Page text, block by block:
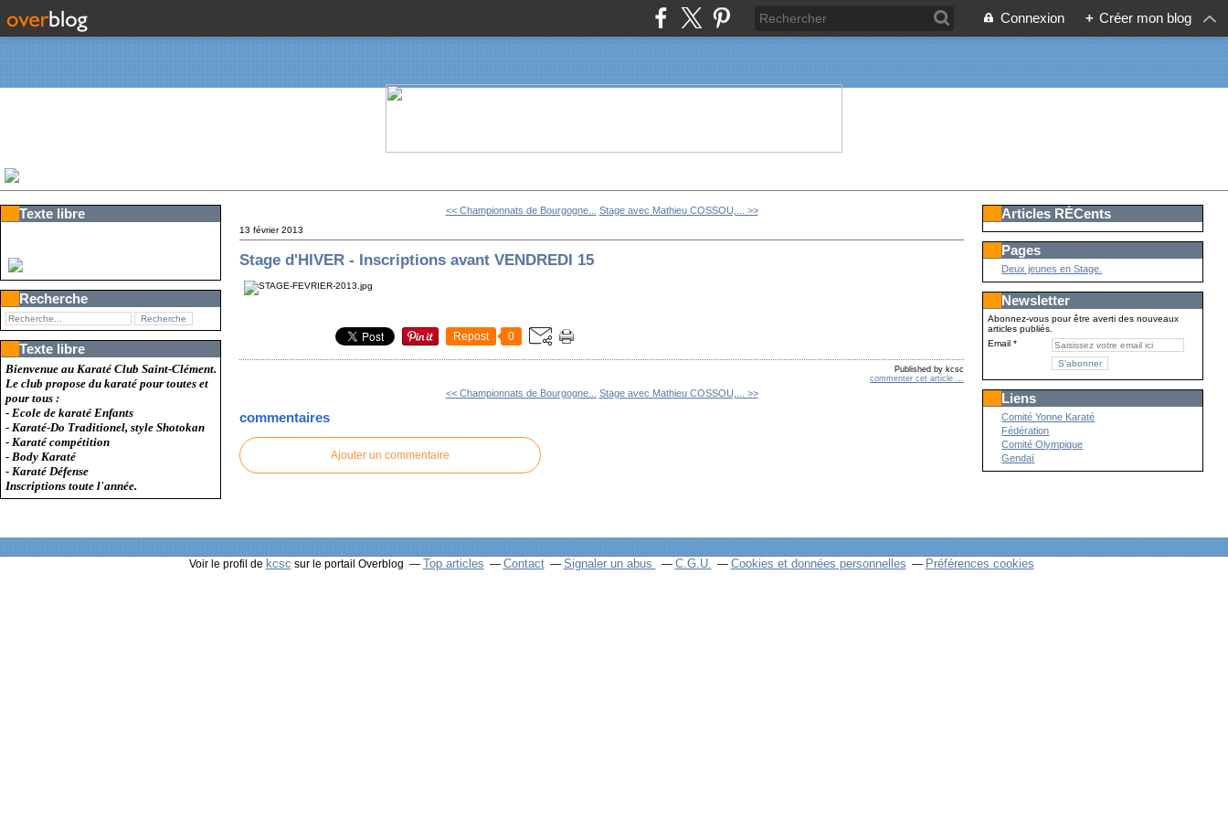
Connexion + Créer mon blog
Texte libre
Recherche
Texte libre
Bienvenue au Karaté Club Saint-Clément.
Le club propose du karaté pour toutes et
pour tous :
- Ecole de karaté Enfants
- Karaté-Do Traditionel, style Shotokan
- Karaté compétition
- Body Karaté
- Karaté Défense
Inscriptions toute l'année.
<< Championnats de Bourgogne... Stage avec Mathieu COSSOU,... >>
13 février 2013
Stage d'HIVER - Inscriptions avant VENDREDI 15
Repost 0
Published by kcsc
commenter cet article
<< Championnats de Bourgogne... Stage avec Mathieu COSSOU,... >>
commentaires
Ajouter un commentaire
Articles RÉCents
Pages
Deux jeunes en Stage.
Newsletter
Abonnez-vous pour être averti des nouveaux
articles publiés.
Email
Liens
Comité Yonne Karaté
Fédération
Comité Olympique
Gendaï
Voir le profil de kcsc sur le portail Overblog Top articles Contact Signaler un abus C.G.U. Cookies et données personnelles Préférences cookies